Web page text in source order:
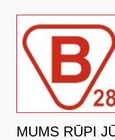
MUMS RŪPI